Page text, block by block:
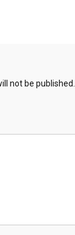
not be published.